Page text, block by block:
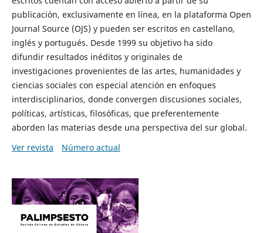
publicación, exclusivamente en línea, en la plataforma Open
Journal Source (OJS) y pueden ser escritos en castellano,
inglés y portugués. Desde 1999 su objetivo ha sido
difundir resultados inéditos y originales de
investigaciones provenientes de las artes, humanidades y
ciencias sociales con especial atención en enfoques
interdisciplinarios, donde convergen discusiones sociales,
políticas, artísticas, filosóficas, que preferentemente
aborden las materias desde una perspectiva del sur global.
Ver revista
Número actual